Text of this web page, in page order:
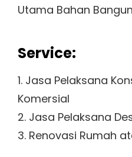
Utama Bahan
Service:
1. Jasa Pelaksana
Komersial
2. Jasa Pelaksana
3. Renovasi Rumah